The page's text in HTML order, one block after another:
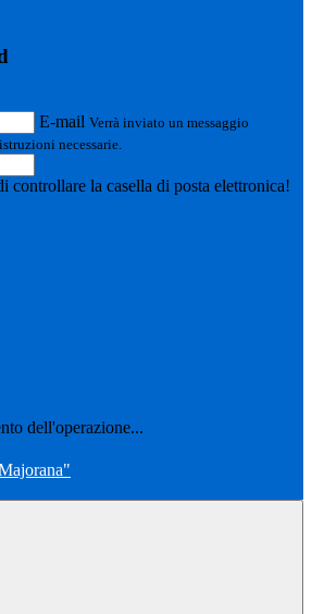
E-mail Verrà inviato un messaggio
necessarie.
controllare la casella di posta elettronica!
dell'operazione...